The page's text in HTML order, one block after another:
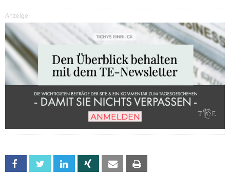
Anzeige
Facebook Twitter Linkedin Xing Email